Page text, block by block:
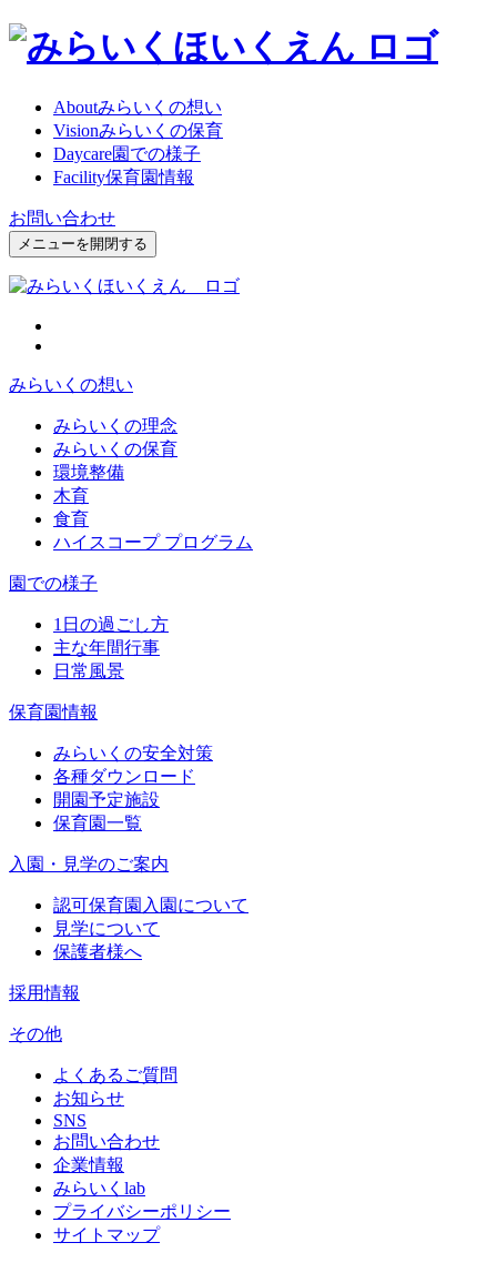
Aboutみらいくの想い
Visionみらいくの保育
Daycare園での様子
Facility保育園情報
お問い合わせ
メニューを開閉する
みらいくの想い
みらいくの理念
みらいくの保育
環境整備
木育
食育
ハイスコープ プログラム
園での様子
1日の過ごし方
主な年間行事
日常風景
保育園情報
みらいくの安全対策
各種ダウンロード
開園予定施設
保育園一覧
入園・見学のご案内
認可保育園入園について
見学について
保護者様へ
採用情報
その他
よくあるご質問
お知らせ
SNS
お問い合わせ
企業情報
みらいくlab
プライバシーポリシー
サイトマップ